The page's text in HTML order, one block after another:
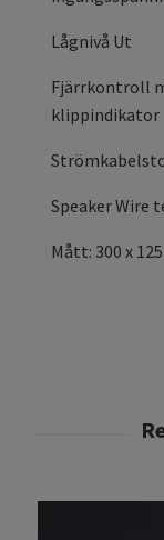
Lågnivå Ut
Fjärrkontroll
klippindikator
Speaker Wire
Mått: 300 x